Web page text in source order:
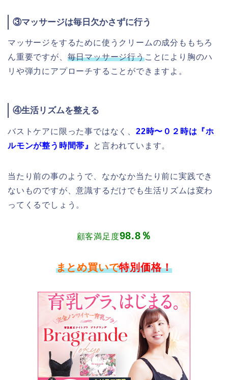
③マッサージは毎日欠かさずに行う
マッサージをするために使うクリームの成分ももちろ
ん重要ですが、 毎日マッサージ行うことにより胸のハ
リや弾力にアプローチすることができますよ。
④生活リズムを整える
バストケアに限った事ではなく、22時〜０２時は『ホ
ルモンが整う時間帯』
と言われています。
当たり前の事のようで、なかなか当たり前に実践でき
ないものですが、意識するだけでも生活リズムは変わ
ってくるでしょう。
顧客満足度98.8％
まとめ買いで特別価格！